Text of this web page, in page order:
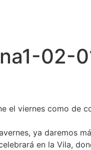
02-
el viernes como
ya daremos
en la Vila,